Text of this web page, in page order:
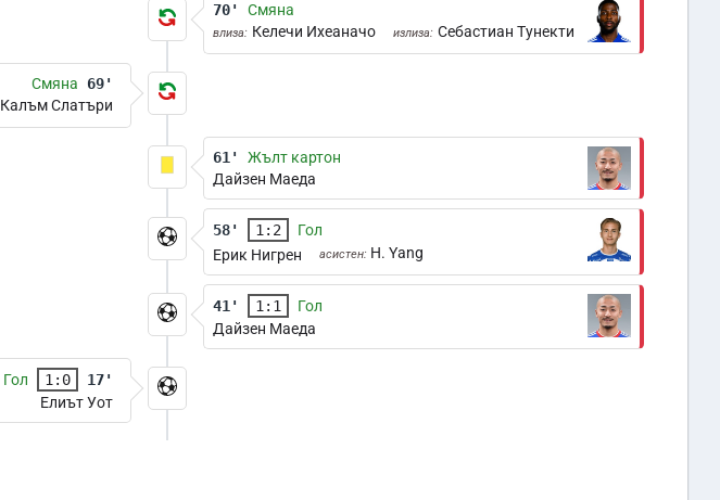
70' Смяна
влиза: Келечи Ихеаначо излиза: Себастиан Тунекти
Смяна 69'
Калъм Слатъри
61'
Жълт картон
Дайзен Маеда
58' 1:2
Гол
Ерик Нигрен
асистен: H. Yang
41' 1:1
Гол
Дайзен Маеда
Гол 1:0
17'
Елиът Уот